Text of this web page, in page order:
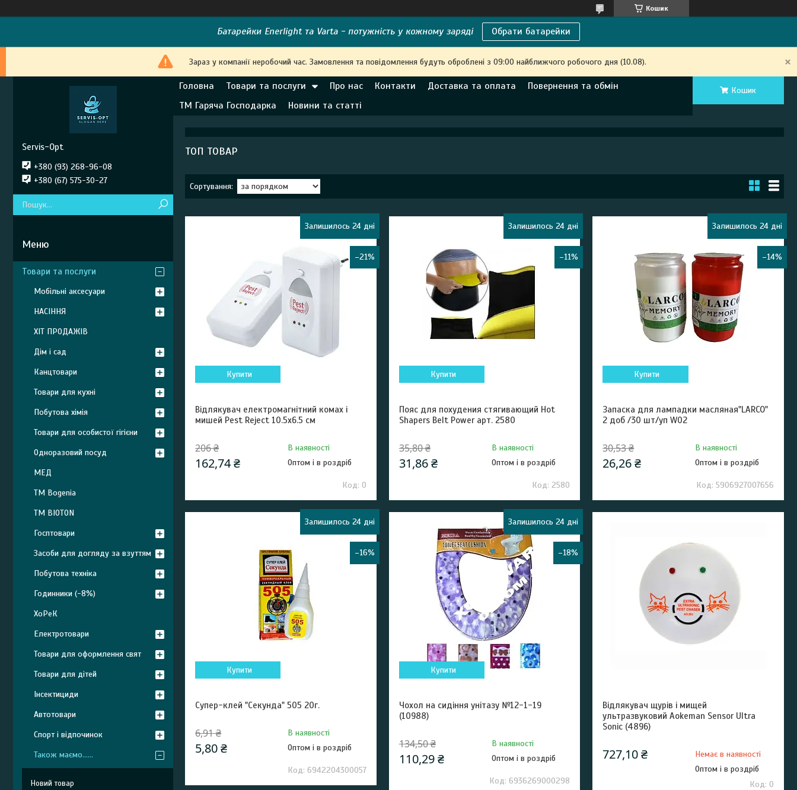
Кошик
Батарейки Enerlight та Varta - потужність у кожному заряді Обрати батарейки
Зараз у компанії неробочий час. Замовлення та повідомлення будуть оброблені з 09:00 найближчого робочого дня (10.08).
Головна Товари та послуги Про нас Контакти Доставка та оплата
Повернення та обмін
ТМ Гаряча Господарка
Новини та статті
Кошик
ТОП ТОВАР
–21%
Залишилось 24 дні
Купити
Відлякувач електромагнітний комах і
мишей Pest Reject 10.5х6.5 см
206 ₴
162,74 ₴
В наявності
Оптом і в роздріб
0
–11%
Залишилось 24 дні
Купити
Пояс для похудения стягивающий Hot
Shapers Belt Power арт. 2580
35,80 ₴
31,86 ₴
В наявності
Оптом і в роздріб
2580
–14%
Залишилось 24 дні
Купити
Запаска для лампадки масляная"LARCO"
2 доб /30 шт/уп W02
30,53 ₴
26,26 ₴
В наявності
Оптом і в роздріб
5906927007656
–16%
Залишилось 24 дні
Купити
Супер-клей "Секунда" 505 20г.
6,91 ₴
5,80 ₴
В наявності
Оптом і в роздріб
6942204300057
–18%
Залишилось 24 дні
Купити
Чохол на сидіння унітазу №12-1-19
(10988)
134,50 ₴
110,29 ₴
В наявності
Оптом і в роздріб
6936269000298
Відлякувач щурів і мищей
ультразвуковий Aokeman Sensor Ultra
Sonic (4896)
727,10 ₴
Немає в наявності
Оптом і в роздріб
0
Servis-Opt
+380 (93) 268-96-08
+380 (67) 575-30-27
Товари та послуги
Мобільні аксесуари
НАСІННЯ
ХІТ ПРОДАЖІВ
Дім і сад
Канцтовари
Товари для кухні
Побутова хімія
Товари для особистої гігієни
Одноразовий посуд
МЕД
ТМ Bogenia
ТМ BIOTON
Госптовари
Засоби для догляду за взуттям
Побутова техніка
Годинники (-8%)
ХоРеК
Електротовари
Товари для оформлення свят
Товари для дітей
Інсектициди
Автотовари
Спорт і відпочинок
Також маємо......
Новий товар